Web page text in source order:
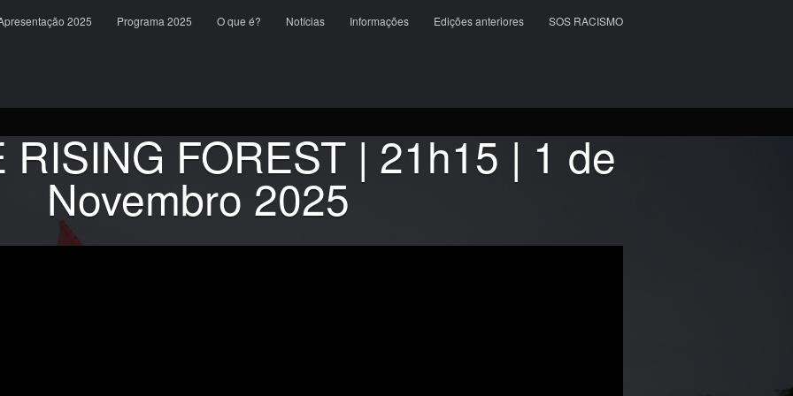
2025 Programa 2025 O que é? Notícias Informações Edições anteriores SOS RACISMO
RISING FOREST | 21h15 | 1 de
Novembro 2025